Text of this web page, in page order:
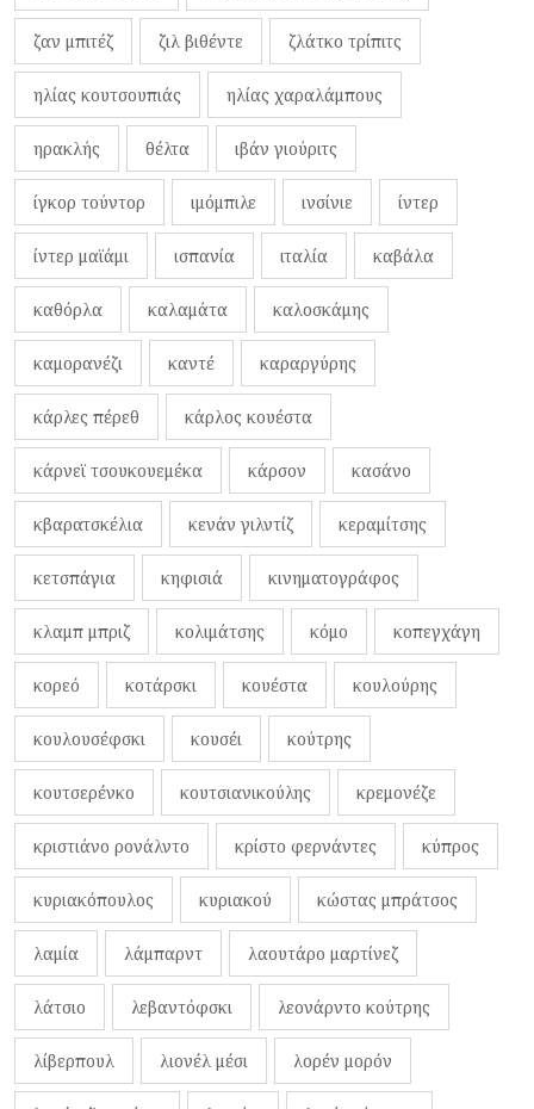
ζαν μπιτέζ ζιλ βιθέντε ζλάτκο τρίπιτς
ηλίας κουτσουπιάς ηλίας χαραλάμπους
ηρακλής θέλτα ιβάν γιούριτς
ίγκορ τούντορ ιμόμπιλε ινσίνιε ίντερ
ίντερ μαϊάμι ισπανία ιταλία καβάλα
καθόρλα καλαμάτα καλοσκάμης
καμορανέζι καντέ καραργύρης
κάρλες πέρεθ κάρλος κουέστα
κάρνεϊ τσουκουεμέκα κάρσον κασάνο
κβαρατσκέλια κενάν γιλντίζ κεραμίτσης
κετσπάγια κηφισιά κινηματογράφος
κλαμπ μπριζ κολιμάτσης κόμο κοπεγχάγη
κορεό κοτάρσκι κουέστα κουλούρης
κουλουσέφσκι κουσέι κούτρης
κουτσερένκο κουτσιανικούλης κρεμονέζε
κριστιάνο ρονάλντο κρίστο φερνάντες κύπρος
κυριακόπουλος κυριακού κώστας μπράτσος
λαμία λάμπαρντ λαουτάρο μαρτίνεζ
λάτσιο λεβαντόφσκι λεονάρντο κούτρης
λίβερπουλ λιονέλ μέσι λορέν μορόν